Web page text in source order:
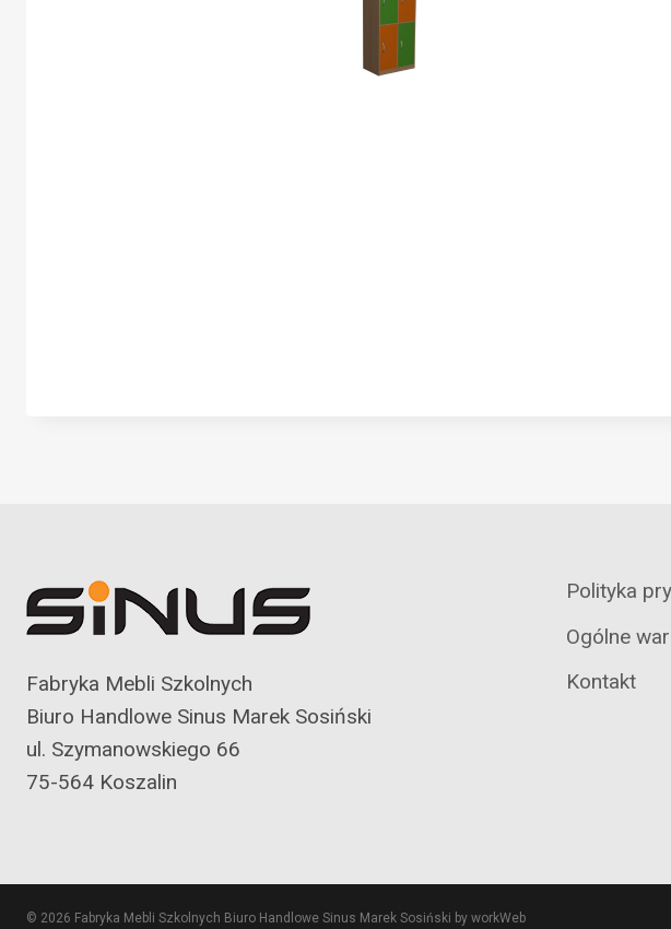
Fabryka Mebli Szkolnych
Biuro Handlowe Sinus Marek Sosiński
ul. Szymanowskiego 66
75-564 Koszalin
Polityka
Ogólne
Kontakt
© 2026 Fabryka Mebli Szkolnych Biuro Handlowe Sinus Marek Sosiński by workWeb